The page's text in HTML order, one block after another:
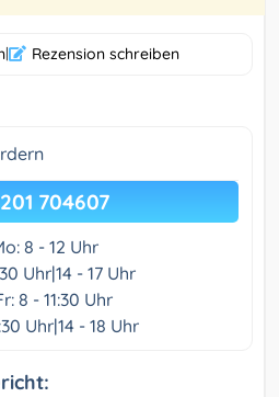
| Rezension schreiben
704607
8 - 12 Uhr
Uhr|14 - 17 Uhr
8 - 11:30 Uhr
Uhr|14 - 18 Uhr